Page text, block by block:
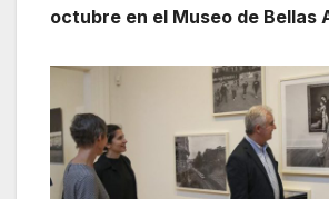
octubre en el Museo de Bellas